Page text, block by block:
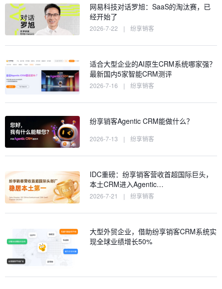
网易科技对话罗旭：SaaS的淘汰赛，已
经开始了
2026-7-22 | 纷享销客
适合大型企业的AI原生CRM系统哪家强？
最新国内5家智能CRM测评
2026-7-16 | 纷享销客
纷享销客Agentic CRM能做什么？
2026-7-13 | 纷享销客
IDC重磅：纷享销客营收首超国际巨头，
本土CRM进入Agentic…
2026-7-21 | 纷享销客
大型外贸企业，借助纷享销客CRM系统实
现全球业绩增长50%